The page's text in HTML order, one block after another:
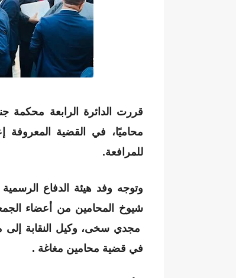
محاميًا، في القضية المعروفة
للمرافعة.
وتوجه وفد هيئة الدفاع
شيوخ المحامين من أعضاء
مجدي سخى، وكيل النقابة إلى
في قضية محامين مغاغة .